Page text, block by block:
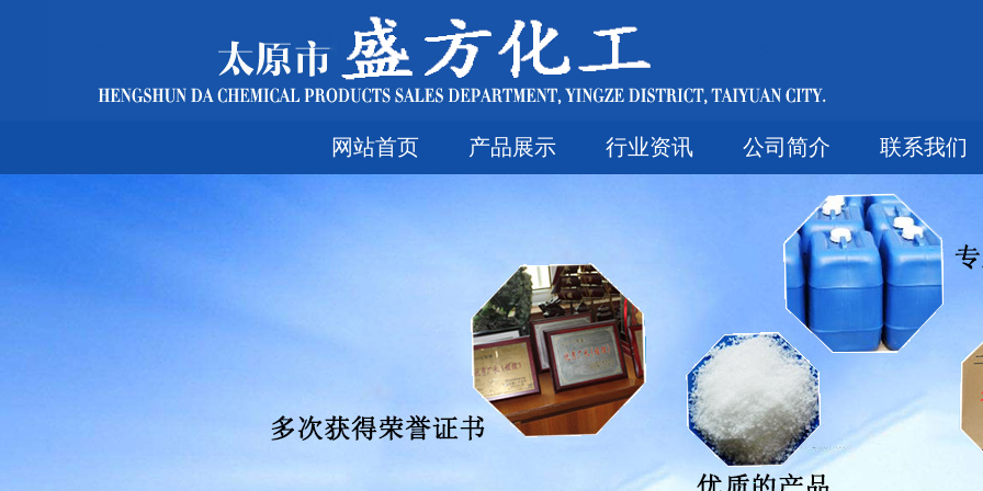
网站首页 产品展示 行业资讯 公司简介 联系我们